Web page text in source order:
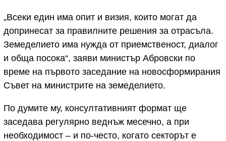
„Всеки един има опит и визия, които могат да
допринесат за правилните решения за отрасъла.
Земеделието има нужда от приемственост, диалог
и обща посока“, заяви министър Абровски по
време на първото заседание на новосформирания
Съвет на министрите на земеделието.
По думите му, консултативният формат ще
заседава регулярно веднъж месечно, а при
необходимост – и по-често, когато секторът е